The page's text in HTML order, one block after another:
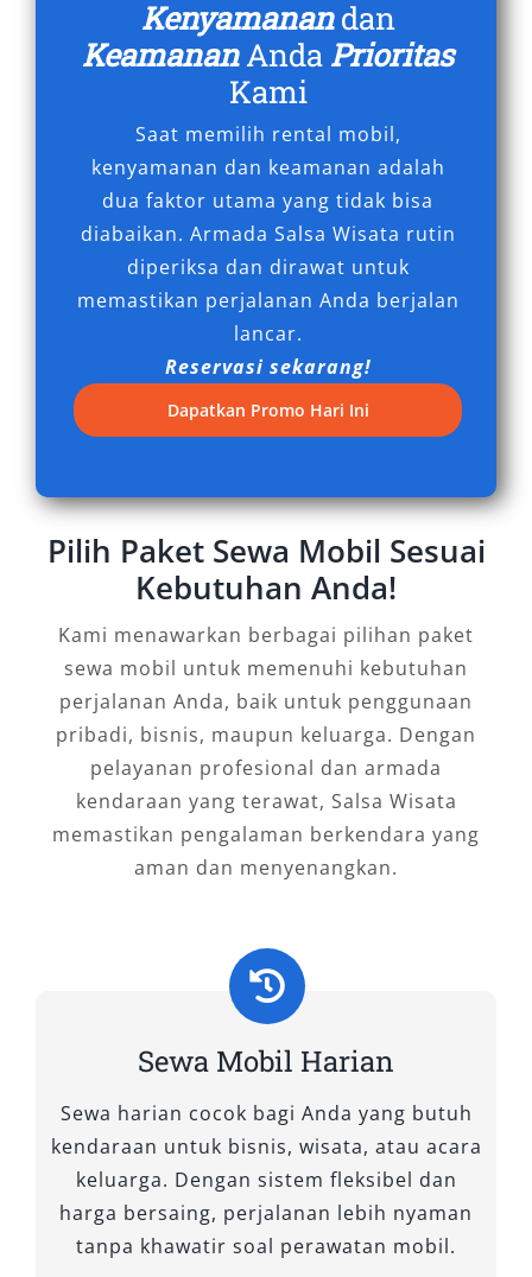
Toyota Innova Zenix Hybrid hadir dengan
teknologi hybrid yang ramah lingkungan dan
efisien bahan bakar. Mobil ini menawarkan
positif terhadap lingkungan. Pilihan ideal bagi
yang peduli keberlanjutan.
7. Toyota Alphard
Toyota Alphard merupakan pilihan tepat bagi
Anda yang menginginkan kemewahan dan
kenyamanan tingkat tinggi. Kabinnya yang luas
dan dilengkapi fitur-fitur premium menjamin
perjalanan yang berkesan. Cocok untuk
gaya.
8. Toyota Fortuner
dan performa tangguh. Mobil SUV ini siap
menemani petualangan Anda di berbagai
medan, baik perkotaan maupun off-road.
9. Toyota Camry
Toyota Camry menawarkan kenyamanan dan
prestise dalam balutan sedan premium. Cocok
10. Mitsubishi Pajero Sport
Mitsubishi Pajero Sport adalah SUV tangguh
yang siap menghadapi berbagai tantangan.
Dengan performa yang mumpuni dan fitur-fitur
off-road yang handal, Pajero Sport cocok bagi
Anda yang berjiwa petualang.
11. Toyota Hiace Commuter
Kenyamanandan
KeamananAnda Prioritas
Kami
Saat memilih rental mobil,
kenyamanan dan keamanan adalah
dua faktor utama yang tidak bisa
diabaikan. Armada Salsa Wisata rutin
diperiksa dan dirawat untuk
memastikan perjalanan Anda berjalan
lancar.
Reservasi sekarang!
Dapatkan Promo Hari Ini
Pilih Paket Sewa Mobil Sesuai
Kebutuhan Anda!
Kami menawarkan berbagai pilihan paket
sewa mobil untuk memenuhi kebutuhan
perjalanan Anda, baik untuk penggunaan
pribadi, bisnis, maupun keluarga. Dengan
pelayanan profesional dan armada
kendaraan yang terawat, Salsa Wisata
memastikan pengalaman berkendara yang
aman dan menyenangkan.
Sewa Mobil Harian
Sewa harian cocok bagi Anda yang butuh
kendaraan untuk bisnis, wisata, atau acara
keluarga. Dengan sistem fleksibel dan
harga bersaing, perjalanan lebih nyaman
tanpa khawatir soal perawatan mobil.